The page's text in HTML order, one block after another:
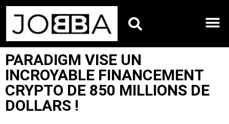
PARADIGM VISE UN
INCROYABLE FINANCEMENT
CRYPTO DE 850 MILLIONS DE
DOLLARS !